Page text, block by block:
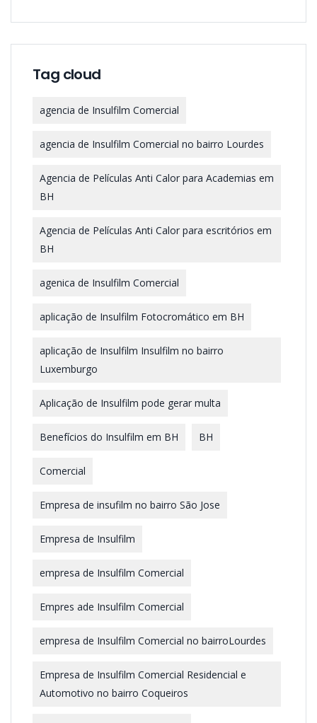
Tag cloud
agencia de Insulfilm Comercial
agencia de Insulfilm Comercial no bairro Lourdes
Agencia de Películas Anti Calor para Academias em
BH
Agencia de Películas Anti Calor para escritórios em
BH
agenica de Insulfilm Comercial
aplicação de Insulfilm Fotocromático em BH
aplicação de Insulfilm Insulfilm no bairro
Luxemburgo
Aplicação de Insulfilm pode gerar multa
Benefícios do Insulfilm em BH BH
Comercial
Empresa de insufilm no bairro São Jose
Empresa de Insulfilm
empresa de Insulfilm Comercial
Empres ade Insulfilm Comercial
empresa de Insulfilm Comercial no bairroLourdes
Empresa de Insulfilm Comercial Residencial e
Automotivo no bairro Coqueiros